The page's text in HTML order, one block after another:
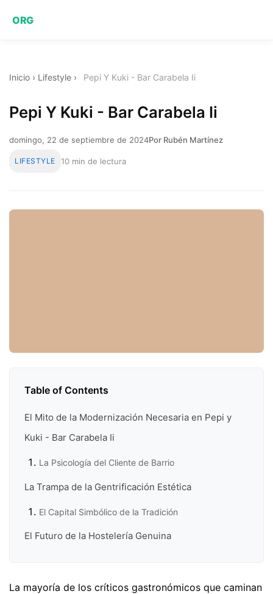
ORG
Inicio › Lifestyle › Pepi Y Kuki - Bar Carabela Ii
Pepi Y Kuki - Bar Carabela Ii
domingo, 22 de septiembre de 2024Por Rubén Martínez
LIFESTYLE 10 min de lectura
Table of Contents
El Mito de la Modernización Necesaria en Pepi y
Kuki - Bar Carabela Ii
La Psicología del Cliente de Barrio
La Trampa de la Gentrificación Estética
El Capital Simbólico de la Tradición
El Futuro de la Hostelería Genuina
La mayoría de los críticos gastronómicos que caminan